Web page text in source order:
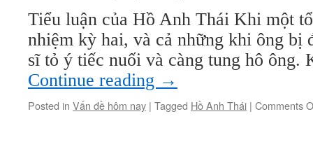
hình
Tiểu luận của Hồ Anh Thái Khi một
nhiệm kỳ hai, và cả những khi ông bị
sĩ tỏ ý tiếc nuối và càng tung hô
Continue reading →
Posted in Vấn đề hôm nay | Tagged Hồ Anh Thái | Comments